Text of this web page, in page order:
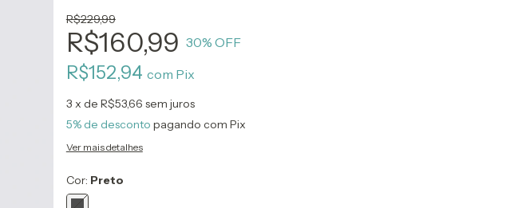
R$229,99
R$160,99 30% OFF
R$152,94 com Pix
3 x de R$53,66 sem juros
5% de desconto pagando com Pix
Ver mais detalhes
Cor: Preto